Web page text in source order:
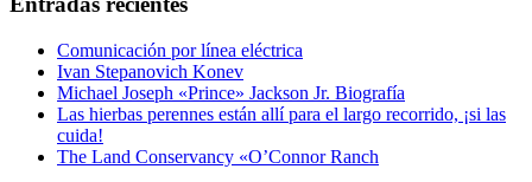
Comunicación por línea eléctrica
Ivan Stepanovich Konev
Michael Joseph «Prince» Jackson Jr. Biografía
Las hierbas perennes están allí para el largo recorrido, ¡si las
cuida!
The Land Conservancy «O’Connor Ranch